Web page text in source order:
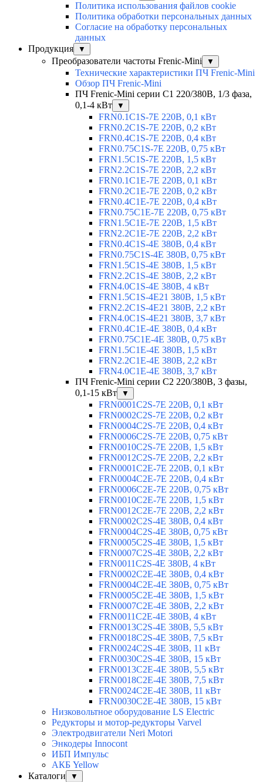
Политика использования файлов cookie
Политика обработки персональных данных
Согласие на обработку персональных
данных
Продукция
▼
Преобразователи частоты Frenic-Mini ▼
Технические характеристики ПЧ Frenic-Mini
Обзор ПЧ Frenic-Mini
ПЧ Frenic-Mini серии C1 220/380В, 1/3 фаза,
0,1-4 кВт
▼
FRN0.1C1S-7E 220В, 0,1 кВт
FRN0.2C1S-7E 220В, 0,2 кВт
FRN0.4C1S-7E 220В, 0,4 кВт
FRN0.75C1S-7E 220В, 0,75 кВт
FRN1.5C1S-7E 220В, 1,5 кВт
FRN2.2C1S-7E 220В, 2,2 кВт
FRN0.1C1E-7E 220В, 0,1 кВт
FRN0.2C1E-7E 220В, 0,2 кВт
FRN0.4C1E-7E 220В, 0,4 кВт
FRN0.75C1E-7E 220В, 0,75 кВт
FRN1.5C1E-7E 220В, 1,5 кВт
FRN2.2C1E-7E 220В, 2,2 кВт
FRN0.4C1S-4E 380В, 0,4 кВт
FRN0.75C1S-4E 380В, 0,75 кВт
FRN1.5C1S-4E 380В, 1,5 кВт
FRN2.2C1S-4E 380В, 2,2 кВт
FRN4.0C1S-4E 380В, 4 кВт
FRN1.5C1S-4E21 380В, 1,5 кВт
FRN2.2C1S-4E21 380В, 2,2 кВт
FRN4.0C1S-4E21 380В, 3,7 кВт
FRN0.4C1E-4E 380В, 0,4 кВт
FRN0.75C1E-4E 380В, 0,75 кВт
FRN1.5C1E-4E 380В, 1,5 кВт
FRN2.2C1E-4E 380В, 2,2 кВт
FRN4.0C1E-4E 380В, 3,7 кВт
ПЧ Frenic-Mini серии С2 220/380В, 3 фазы,
0,1-15 кВт
▼
FRN0001C2S-7E 220В, 0,1 кВт
FRN0002C2S-7E 220В, 0,2 кВт
FRN0004C2S-7E 220В, 0,4 кВт
FRN0006C2S-7E 220В, 0,75 кВт
FRN0010C2S-7E 220В, 1,5 кВт
FRN0012C2S-7E 220В, 2,2 кВт
FRN0001C2E-7E 220В, 0,1 кВт
FRN0004C2E-7E 220В, 0,4 кВт
FRN0006C2E-7E 220В, 0,75 кВт
FRN0010C2E-7E 220В, 1,5 кВт
FRN0012C2E-7E 220В, 2,2 кВт
FRN0002C2S-4E 380В, 0,4 кВт
FRN0004C2S-4E 380В, 0,75 кВт
FRN0005C2S-4E 380В, 1,5 кВт
FRN0007C2S-4E 380В, 2,2 кВт
FRN0011C2S-4E 380В, 4 кВт
FRN0002C2E-4E 380В, 0,4 кВт
FRN0004C2E-4E 380В, 0,75 кВт
FRN0005C2E-4E 380В, 1,5 кВт
FRN0007C2E-4E 380В, 2,2 кВт
FRN0011C2E-4E 380В, 4 кВт
FRN0013C2S-4E 380В, 5,5 кВт
FRN0018C2S-4E 380В, 7,5 кВт
FRN0024C2S-4E 380В, 11 кВт
FRN0030C2S-4E 380В, 15 кВт
FRN0013C2E-4E 380В, 5,5 кВт
FRN0018C2E-4E 380В, 7,5 кВт
FRN0024C2E-4E 380В, 11 кВт
FRN0030C2E-4E 380В, 15 кВт
Низковольтное оборудование LS Electric
Редукторы и мотор-редукторы Varvel
Электродвигатели Neri Motori
Энкодеры Innocont
ИБП Импульс
АКБ Yellow
Каталоги
▼